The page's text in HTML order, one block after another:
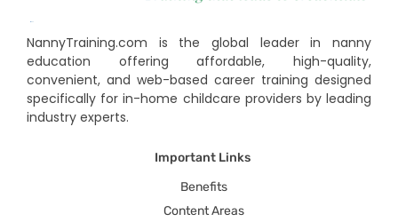
NannyTraining.com is the global leader in nanny
education offering affordable, high-quality,
convenient, and web-based career training designed
specifically for in-home childcare providers by leading
industry experts.
Important Links
Benefits
Content Areas